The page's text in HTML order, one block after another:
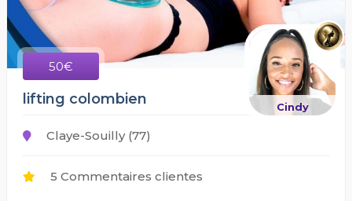
50€
Cindy
lifting colombien
Claye-Souilly (77)
5 Commentaires clientes